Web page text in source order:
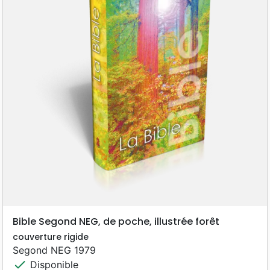
Bible Segond NEG, de poche, illustrée forêt
couverture rigide
Segond NEG 1979
check Disponible